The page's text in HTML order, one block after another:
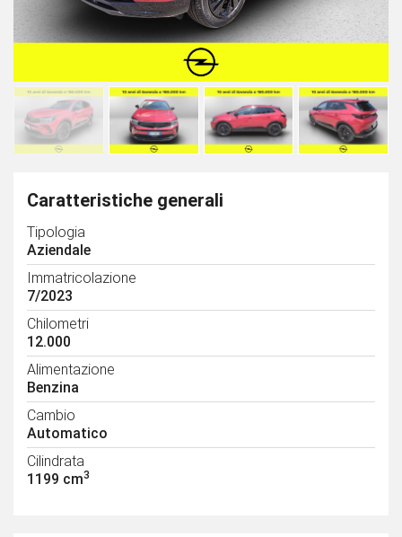
Caratteristiche generali
Tipologia
Aziendale
Immatricolazione
7/2023
Chilometri
12.000
Alimentazione
Benzina
Cambio
Automatico
Cilindrata
1199 cm3